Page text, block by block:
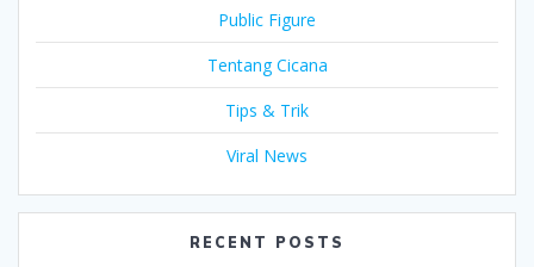
Public Figure
Tentang Cicana
Tips & Trik
Viral News
RECENT POSTS